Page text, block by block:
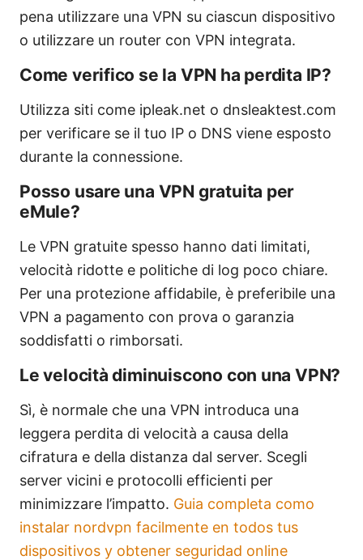
pena utilizzare una VPN su ciascun dispositivo
o utilizzare un router con VPN integrata.
Come verifico se la VPN ha perdita IP?
Utilizza siti come ipleak.net o dnsleaktest.com
per verificare se il tuo IP o DNS viene esposto
durante la connessione.
Posso usare una VPN gratuita per
eMule?
Le VPN gratuite spesso hanno dati limitati,
velocità ridotte e politiche di log poco chiare.
Per una protezione affidabile, è preferibile una
VPN a pagamento con prova o garanzia
soddisfatti o rimborsati.
Le velocità diminuiscono con una VPN?
Sì, è normale che una VPN introduca una
leggera perdita di velocità a causa della
cifratura e della distanza dal server. Scegli
server vicini e protocolli efficienti per
minimizzare l’impatto. Guia completa como
instalar nordvpn facilmente en todos tus
dispositivos y obtener seguridad online